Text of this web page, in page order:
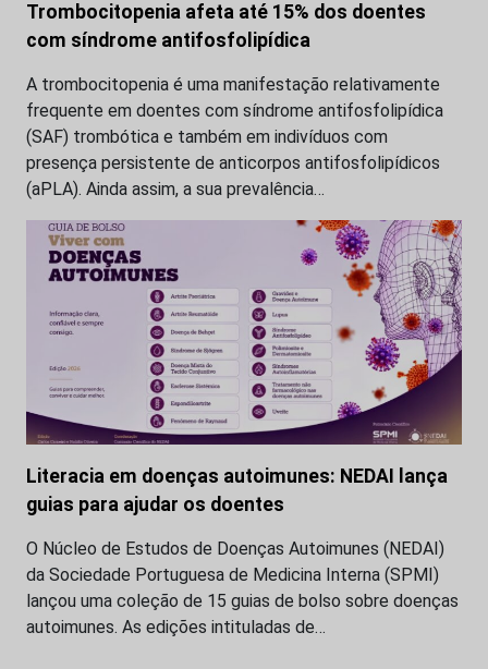
Trombocitopenia afeta até 15% dos doentes
com síndrome antifosfolipídica
A trombocitopenia é uma manifestação relativamente
frequente em doentes com síndrome antifosfolipídica
(SAF) trombótica e também em indivíduos com
presença persistente de anticorpos antifosfolipídicos
(aPLA). Ainda assim, a sua prevalência…
Literacia em doenças autoimunes: NEDAI lança
guias para ajudar os doentes
O Núcleo de Estudos de Doenças Autoimunes (NEDAI)
da Sociedade Portuguesa de Medicina Interna (SPMI)
lançou uma coleção de 15 guias de bolso sobre doenças
autoimunes. As edições intituladas de…